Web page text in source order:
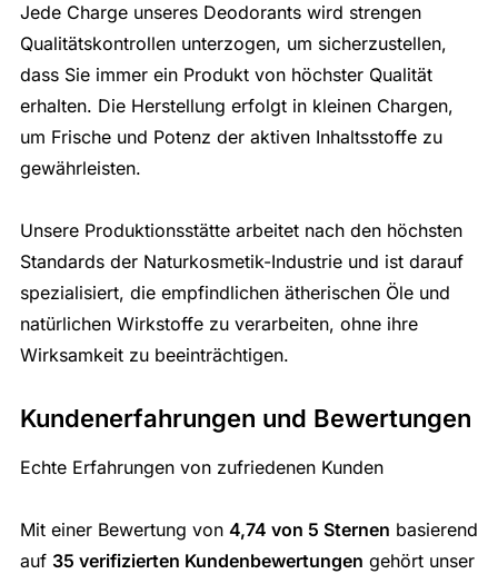
Jede Charge unseres Deodorants wird strengen
Qualitätskontrollen unterzogen, um sicherzustellen,
dass Sie immer ein Produkt von höchster Qualität
erhalten. Die Herstellung erfolgt in kleinen Chargen,
um Frische und Potenz der aktiven Inhaltsstoffe zu
gewährleisten.
Unsere Produktionsstätte arbeitet nach den höchsten
Standards der Naturkosmetik-Industrie und ist darauf
spezialisiert, die empfindlichen ätherischen Öle und
natürlichen Wirkstoffe zu verarbeiten, ohne ihre
Wirksamkeit zu beeinträchtigen.
Kundenerfahrungen und Bewertungen
Echte Erfahrungen von zufriedenen Kunden
Mit einer Bewertung von 4,74 von 5 Sternen basierend
auf 35 verifizierten Kundenbewertungen gehört unser